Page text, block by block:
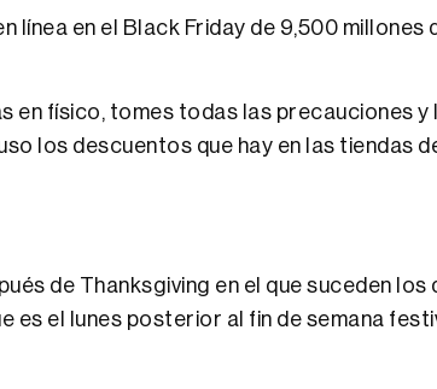
en el Black Friday de 9,500 millones
en físico, tomes todas las precauciones
los descuentos que hay en las tiendas
de Thanksgiving en el que suceden
es el lunes posterior al fin de semana